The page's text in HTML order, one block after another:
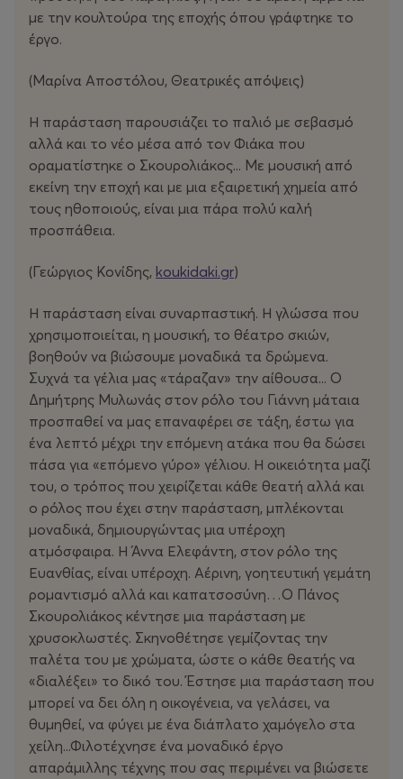
με την κουλτούρα της εποχής όπου γράφτηκε το
έργο.
(Μαρίνα Αποστόλου, Θεατρικές απόψεις)
Η παράσταση παρουσιάζει το παλιό με σεβασμό
αλλά και το νέο μέσα από τον Φιάκα που
οραματίστηκε ο Σκουρολιάκος... Με μουσική από
εκείνη την εποχή και με μια εξαιρετική χημεία από
τους ηθοποιούς, είναι μια πάρα πολύ καλή
προσπάθεια.
(Γεώργιος Κονίδης, koukidaki.gr)
Η παράσταση είναι συναρπαστική. Η γλώσσα που
χρησιμοποιείται, η μουσική, το θέατρο σκιών,
βοηθούν να βιώσουμε μοναδικά τα δρώμενα.
Συχνά τα γέλια μας «τάραζαν» την αίθουσα... Ο
Δημήτρης Μυλωνάς στον ρόλο του Γιάννη μάταια
προσπαθεί να μας επαναφέρει σε τάξη, έστω για
ένα λεπτό μέχρι την επόμενη ατάκα που θα δώσει
πάσα για «επόμενο γύρο» γέλιου. Η οικειότητα μαζί
του, ο τρόπος που χειρίζεται κάθε θεατή αλλά και
ο ρόλος που έχει στην παράσταση, μπλέκονται
μοναδικά, δημιουργώντας μια υπέροχη
ατμόσφαιρα. Η Άννα Ελεφάντη, στον ρόλο της
Ευανθίας, είναι υπέροχη. Αέρινη, γοητευτική γεμάτη
ρομαντισμό αλλά και καπατσοσύνη…Ο Πάνος
Σκουρολιάκος κέντησε μια παράσταση με
χρυσοκλωστές. Σκηνοθέτησε γεμίζοντας την
παλέτα του με χρώματα, ώστε ο κάθε θεατής να
«διαλέξει» το δικό του. Έστησε μια παράσταση που
μπορεί να δει όλη η οικογένεια, να γελάσει, να
θυμηθεί, να φύγει με ένα διάπλατο χαμόγελο στα
χείλη...Φιλοτέχνησε ένα μοναδικό έργο
απαράμιλλης τέχνης που σας περιμένει να βιώσετε